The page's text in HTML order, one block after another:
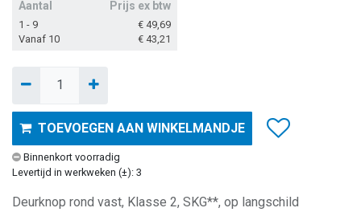
Aantal Prijs ex btw
1 - 9 € 49,69
Vanaf 10
€ 43,21
TOEVOEGEN AAN WINKELMANDJE
Binnenkort voorradig
Levertijd in werkweken (±): 3
Deurknop rond vast, Klasse 2, SKG**, op langschild